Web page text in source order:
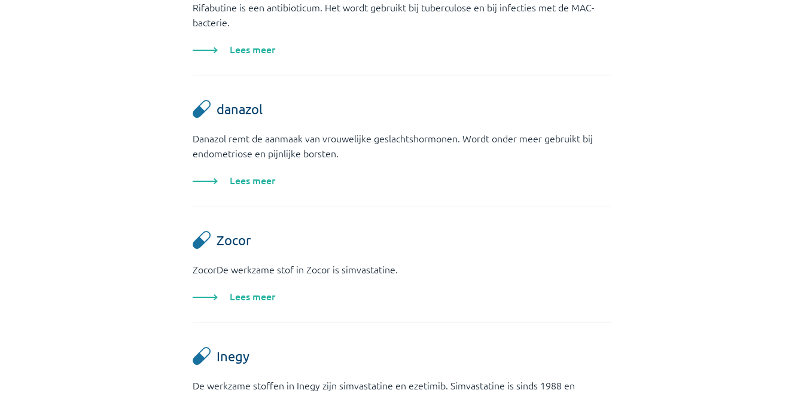
Rifabutine is een antibioticum. Het wordt gebruikt bij tuberculose en bij infecties met de MAC-
bacterie.
Lees meer
danazol
Danazol remt de aanmaak van vrouwelijke geslachtshormonen. Wordt onder meer gebruikt bij
endometriose en pijnlijke borsten.
Lees meer
Zocor
ZocorDe werkzame stof in Zocor is simvastatine.
Lees meer
Inegy
De werkzame stoffen in Inegy zijn simvastatine en ezetimib. Simvastatine is sinds 1988 en